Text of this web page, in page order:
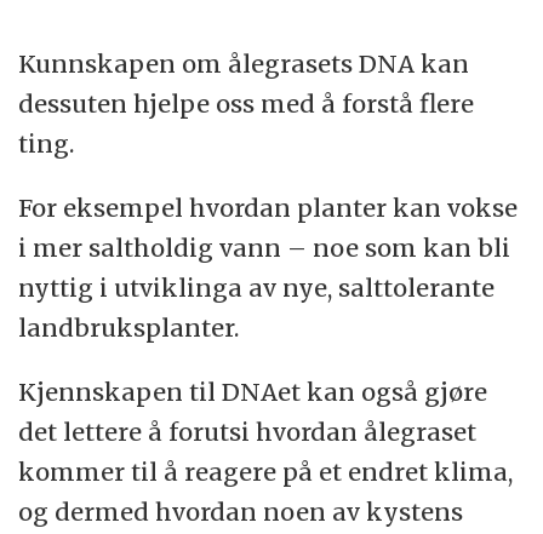
Kunnskapen om ålegrasets DNA kan
dessuten hjelpe oss med å forstå flere
ting.
For eksempel hvordan planter kan vokse
i mer saltholdig vann – noe som kan bli
nyttig i utviklinga av nye, salttolerante
landbruksplanter.
Kjennskapen til DNAet kan også gjøre
det lettere å forutsi hvordan ålegraset
kommer til å reagere på et endret klima,
og dermed hvordan noen av kystens